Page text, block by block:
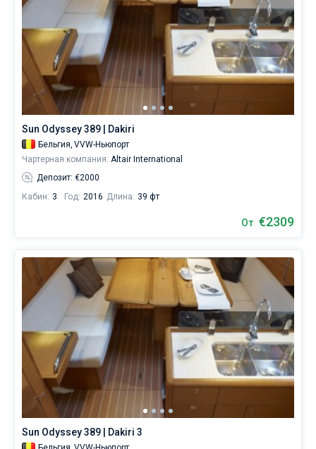
спокойного
так
для
яхтсменов,
которые
представляют
жизни
без
паруса.
Sun Odyssey 389 | Dakiri
Бельгия, VVW-Ньюпорт
Чартерная компания: Altair International
Депозит: €2000
Кабин: 3 Год: 2016 Длина: 39 фт
От €2309
Sun Odyssey 389 | Dakiri 3